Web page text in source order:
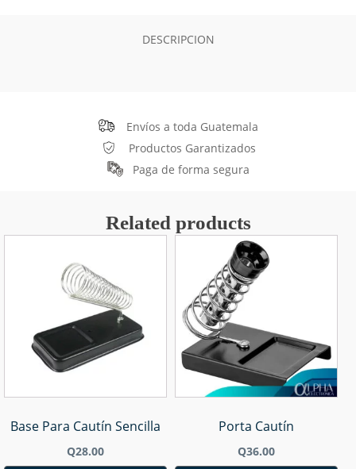
DESCRIPCION
Envíos a toda Guatemala
Productos Garantizados
Paga de forma segura
Related products
Base Para Cautín Sencilla
Q28.00
Porta Cautín
Q36.00